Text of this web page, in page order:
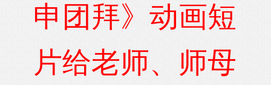
申团拜》动画短
片给老师、师母